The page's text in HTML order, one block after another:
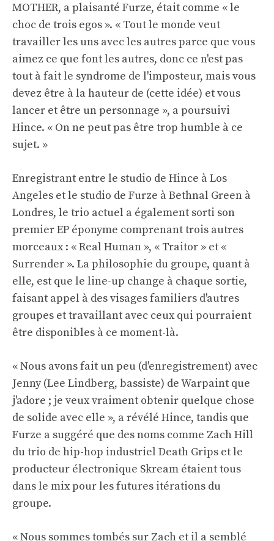
MOTHER, a plaisanté Furze, était comme « le
choc de trois egos ». « Tout le monde veut
travailler les uns avec les autres parce que vous
aimez ce que font les autres, donc ce n'est pas
tout à fait le syndrome de l'imposteur, mais vous
devez être à la hauteur de (cette idée) et vous
lancer et être un personnage », a poursuivi
Hince. « On ne peut pas être trop humble à ce
sujet. »
Enregistrant entre le studio de Hince à Los
Angeles et le studio de Furze à Bethnal Green à
Londres, le trio actuel a également sorti son
premier EP éponyme comprenant trois autres
morceaux : « Real Human », « Traitor » et «
Surrender ». La philosophie du groupe, quant à
elle, est que le line-up change à chaque sortie,
faisant appel à des visages familiers d'autres
groupes et travaillant avec ceux qui pourraient
être disponibles à ce moment-là.
« Nous avons fait un peu (d'enregistrement) avec
Jenny (Lee Lindberg, bassiste) de Warpaint que
j'adore ; je veux vraiment obtenir quelque chose
de solide avec elle », a révélé Hince, tandis que
Furze a suggéré que des noms comme Zach Hill
du trio de hip-hop industriel Death Grips et le
producteur électronique Skream étaient tous
dans le mix pour les futures itérations du
groupe.
« Nous sommes tombés sur Zach et il a semblé